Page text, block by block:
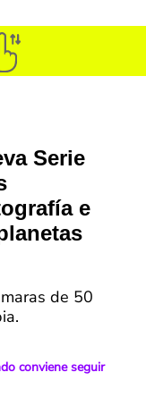
Serie
e
de 50
conviene seguir